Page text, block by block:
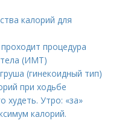
калорий для
процедура
тела (ИМТ)
(гинекоидный тип)
при ходьбе
худеть. Утро: «за»
калорий.